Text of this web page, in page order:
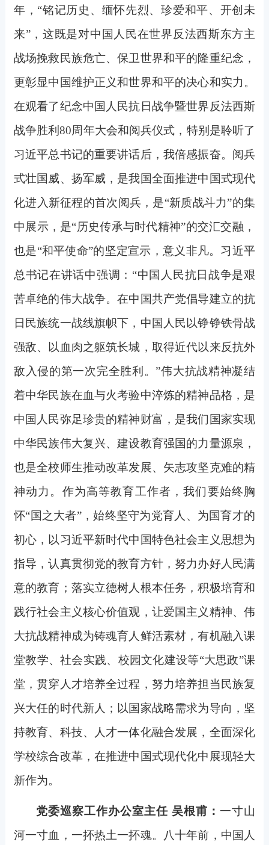
年，“铭记历史、缅怀先烈、珍爱和平、开创未
来”，这既是对中国人民在世界反法西斯东方主
战场挽救民族危亡、保卫世界和平的隆重纪念，
更彰显中国维护正义和世界和平的决心和实力。
在观看了纪念中国人民抗日战争暨世界反法西斯
战争胜利80周年大会和阅兵仪式，特别是聆听了
习近平总书记的重要讲话后，我倍感振奋。阅兵
式壮国威、扬军威，是我国全面推进中国式现代
化进入新征程的首次阅兵，是“新质战斗力”的集
中展示，是“历史传承与时代精神”的交汇交融，
也是“和平使命”的坚定宣示，意义非凡。习近平
总书记在讲话中强调：“中国人民抗日战争是艰
苦卓绝的伟大战争。在中国共产党倡导建立的抗
日民族统一战线旗帜下，中国人民以铮铮铁骨战
强敌、以血肉之躯筑长城，取得近代以来反抗外
敌入侵的第一次完全胜利。”伟大抗战精神凝结
着中华民族在血与火考验中淬炼的精神品格，是
中国人民弥足珍贵的精神财富，是我们国家实现
中华民族伟大复兴、建设教育强国的力量源泉，
也是全校师生推动改革发展、矢志攻坚克难的精
神动力。作为高等教育工作者，我们要始终胸
怀“国之大者”，始终坚守为党育人、为国育才的
初心，以习近平新时代中国特色社会主义思想为
指导，认真贯彻党的教育方针，努力办好人民满
意的教育；落实立德树人根本任务，积极培育和
践行社会主义核心价值观，让爱国主义精神、伟
大抗战精神成为铸魂育人鲜活素材，有机融入课
堂教学、社会实践、校园文化建设等“大思政”课
堂，贯穿人才培养全过程，努力培养担当民族复
兴大任的时代新人；以国家战略需求为导向，坚
持教育、科技、人才一体化融合发展，全面深化
学校综合改革，在推进中国式现代化中展现轻大
新作为。
党委巡察工作办公室主任 吴根甫：一寸山
河一寸血，一抔热土一抔魂。八十年前，中国人